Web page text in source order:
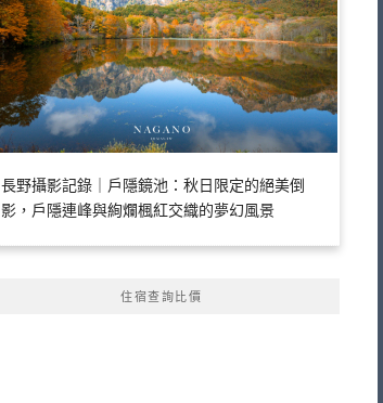
長野攝影記錄｜戶隱鏡池：秋日限定的絕美倒
影，戶隱連峰與絢爛楓紅交織的夢幻風景
住宿查詢比價